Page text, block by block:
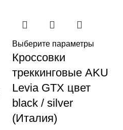
Выберите параметры
Кроссовки
треккинговые AKU
Levia GTX цвет
black / silver
(Италия)